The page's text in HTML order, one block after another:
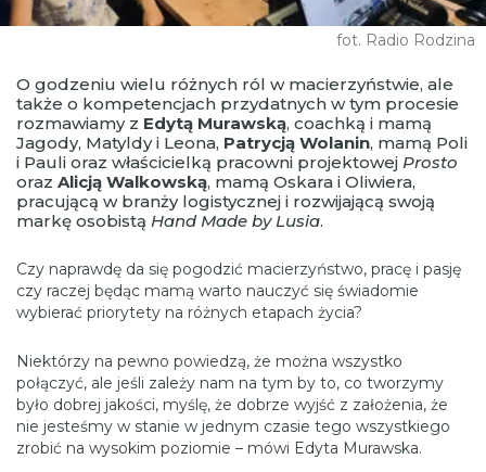
fot. Radio Rodzina
O godzeniu wielu różnych ról w macierzyństwie, ale
także o kompetencjach przydatnych w tym procesie
rozmawiamy z Edytą Murawską, coachką i mamą
Jagody, Matyldy i Leona, Patrycją Wolanin, mamą Poli
i Pauli oraz właścicielką pracowni projektowej Prosto
oraz Alicją Walkowską, mamą Oskara i Oliwiera,
pracującą w branży logistycznej i rozwijającą swoją
markę osobistą Hand Made by Lusia.
Czy naprawdę da się pogodzić macierzyństwo, pracę i pasję
czy raczej będąc mamą warto nauczyć się świadomie
wybierać priorytety na różnych etapach życia?
Niektórzy na pewno powiedzą, że można wszystko
połączyć, ale jeśli zależy nam na tym by to, co tworzymy
było dobrej jakości, myślę, że dobrze wyjść z założenia, że
nie jesteśmy w stanie w jednym czasie tego wszystkiego
zrobić na wysokim poziomie – mówi Edyta Murawska.